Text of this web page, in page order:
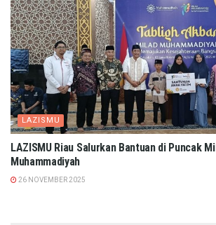
LAZISMU
LAZISMU Riau Salurkan Bantuan di Puncak
Muhammadiyah
26 NOVEMBER 2025